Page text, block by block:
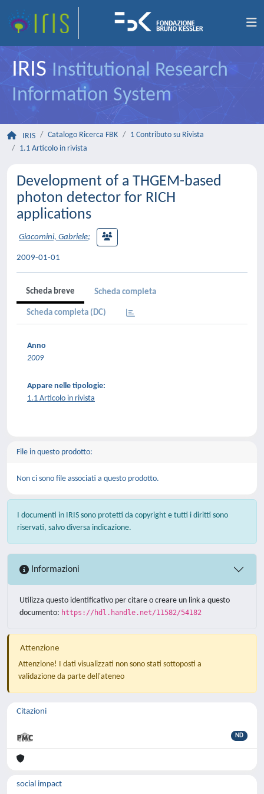
IRIS Institutional Research
Information System
IRIS Catalogo Ricerca FBK
1 Contributo su Rivista
1.1 Articolo in rivista
Development of a THGEM-based
photon detector for RICH
applications
Giacomini, Gabriele;
2009-01-01
Scheda breve Scheda completa
Scheda completa (DC)
Anno
2009
Appare nelle tipologie:
1.1 Articolo in rivista
File in questo prodotto:
Non ci sono file associati a questo prodotto.
I documenti in IRIS sono protetti da copyright e tutti i diritti sono
riservati, salvo diversa indicazione.
Informazioni
Utilizza questo identificativo per citare o creare un link a questo
documento: https://hdl.handle.net/11582/54182
Attenzione
Attenzione! I dati visualizzati non sono stati sottoposti a
validazione da parte dell'ateneo
Citazioni
ND
social impact